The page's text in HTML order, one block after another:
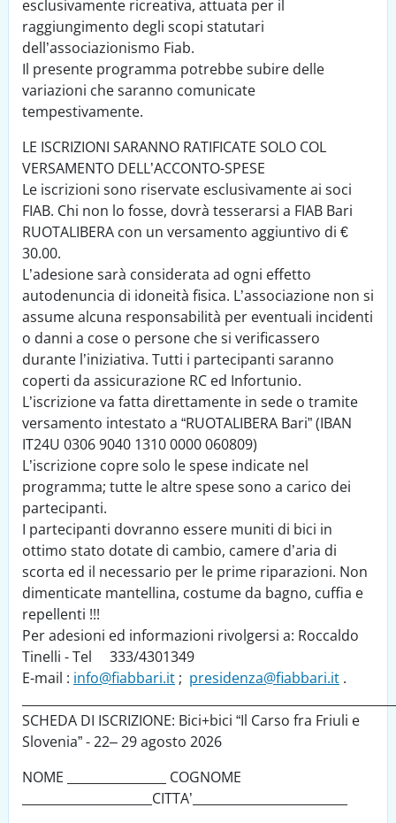
esclusivamente ricreativa, attuata per il
raggiungimento degli scopi statutari
dell’associazionismo Fiab.
Il presente programma potrebbe subire delle
variazioni che saranno comunicate
tempestivamente.
LE ISCRIZIONI SARANNO RATIFICATE SOLO COL
VERSAMENTO DELL’ACCONTO-SPESE
Le iscrizioni sono riservate esclusivamente ai soci
FIAB. Chi non lo fosse, dovrà tesserarsi a FIAB Bari
RUOTALIBERA con un versamento aggiuntivo di €
30.00.
L’adesione sarà considerata ad ogni effetto
autodenuncia di idoneità fisica. L’associazione non si
assume alcuna responsabilità per eventuali incidenti
o danni a cose o persone che si verificassero
durante l’iniziativa. Tutti i partecipanti saranno
coperti da assicurazione RC ed Infortunio.
L’iscrizione va fatta direttamente in sede o tramite
versamento intestato a “RUOTALIBERA Bari” (IBAN
IT24U 0306 9040 1310 0000 060809)
L’iscrizione copre solo le spese indicate nel
programma; tutte le altre spese sono a carico dei
partecipanti.
I partecipanti dovranno essere muniti di bici in
ottimo stato dotate di cambio, camere d’aria di
scorta ed il necessario per le prime riparazioni. Non
dimenticate mantellina, costume da bagno, cuffia e
repellenti !!!
Per adesioni ed informazioni rivolgersi a: Roccaldo
Tinelli - Tel 333/4301349
E-mail : info@fiabbari.it; presidenza@fiabbari.it.
SCHEDA DI ISCRIZIONE: Bici+bici “Il Carso fra Friuli e
Slovenia” - 22– 29 agosto 2026
NOME ________________ COGNOME
_____________________CITTA’_________________________